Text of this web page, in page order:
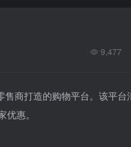
9,477
售商打造的购物平台。该平台
惠。